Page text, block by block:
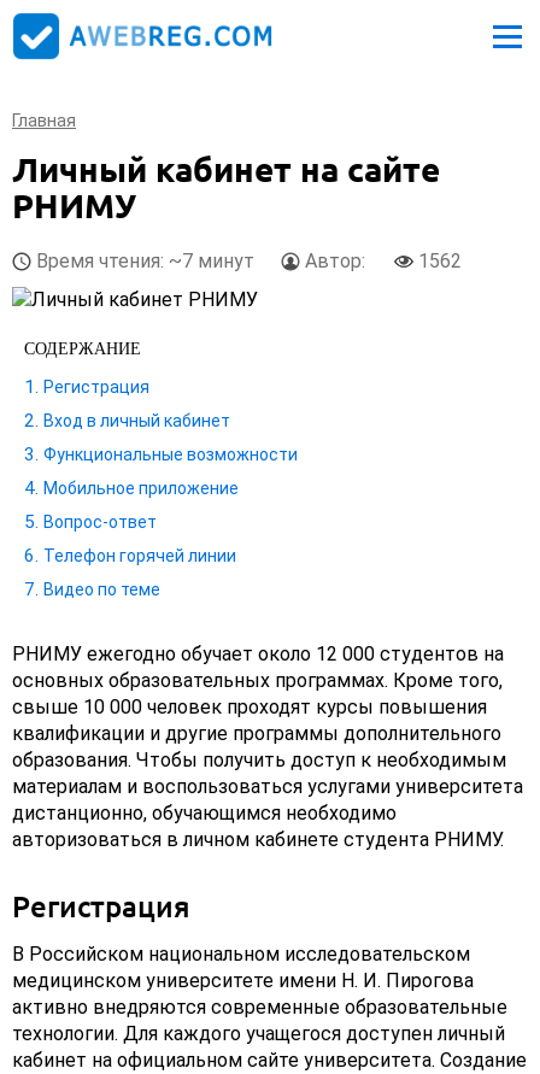
Главная
Личный кабинет на сайте
РНИМУ
Время чтения: ~7 минут Автор: 1562
СОДЕРЖАНИЕ
Регистрация
Вход в личный кабинет
Функциональные возможности
Мобильное приложение
Вопрос-ответ
Телефон горячей линии
Видео по теме
РНИМУ ежегодно обучает около 12 000 студентов на
основных образовательных программах. Кроме того,
свыше 10 000 человек проходят курсы повышения
квалификации и другие программы дополнительного
образования. Чтобы получить доступ к необходимым
материалам и воспользоваться услугами университета
дистанционно, обучающимся необходимо
авторизоваться в личном кабинете студента РНИМУ.
Регистрация
В Российском национальном исследовательском
медицинском университете имени Н. И. Пирогова
активно внедряются современные образовательные
технологии. Для каждого учащегося доступен личный
кабинет на официальном сайте университета. Создание